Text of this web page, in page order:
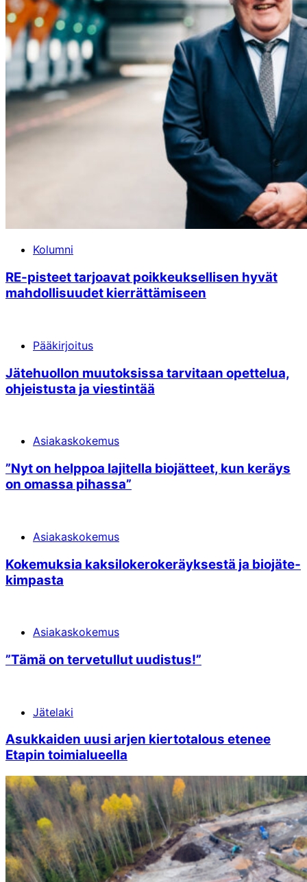
Kolumni
RE-pisteet tarjoavat poikkeuksellisen hyvät
mahdollisuudet kierrättämiseen
Pääkirjoitus
Jätehuollon muutoksissa tarvitaan opettelua,
ohjeistusta ja viestintää
Asiakaskokemus
”Nyt on helppoa lajitella bio­jätteet, kun keräys
on omassa pihassa”
Asiakaskokemus
Kokemuksia kaksi­lokero­keräyksestä ja bio­jäte­
kimpasta
Asiakaskokemus
”Tämä on terve­tullut uudistus!”
Jätelaki
Asukkaiden uusi arjen kierto­talous etenee
Etapin toimi­alueella